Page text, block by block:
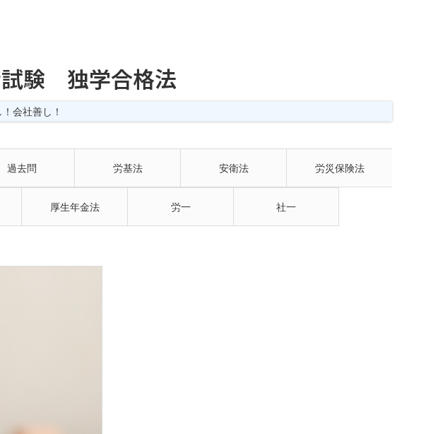
試験 独学合格法
会社善し！
過去問 労基法 安衛法 労災保険法
厚生年金法 労一 社一